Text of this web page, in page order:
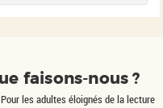
faisons-nous ?
Pour les adultes éloignés de la lecture